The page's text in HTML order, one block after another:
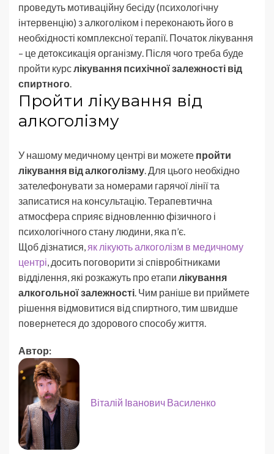
проведуть мотиваційну бесіду (психологічну
інтервенцію) з алкоголіком і переконають його в
необхідності комплексної терапії. Початок лікування
– це детоксикація організму. Після чого треба буде
пройти курс лікування психічної залежності від
спиртного
Пройти лікування від
алкоголізму
У нашому медичному центрі ви можете пройти
лікування від алкоголізму . Для цього необхідно
зателефонувати за номерами гарячої лінії та
записатися на консультацію. Терапевтична
атмосфера сприяє відновленню фізичного і
психологічного стану людини, яка п’є.
Щоб дізнатися, як лікують алкоголізм в медичному
центрі , досить поговорити зі співробітниками
відділення, які розкажуть про етапи лікування
алкогольної залежності . Чим раніше ви приймете
рішення відмовитися від спиртного, тим швидше
повернетеся до здорового способу життя.
Автор:
Віталій Іванович Василенко